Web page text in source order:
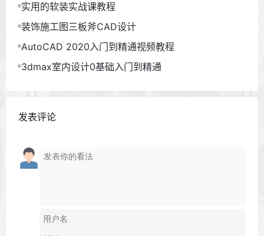
实用的软装实战课教程
装饰施工图三板斧CAD设计
AutoCAD 2020入门到精通视频教程
3dmax室内设计0基础入门到精通
发表评论